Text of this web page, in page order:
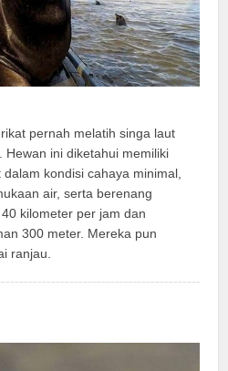
pernah melatih singa laut
ini diketahui memiliki
kondisi cahaya minimal,
air, serta berenang
kilometer per jam dan
300 meter. Mereka pun
ranjau.